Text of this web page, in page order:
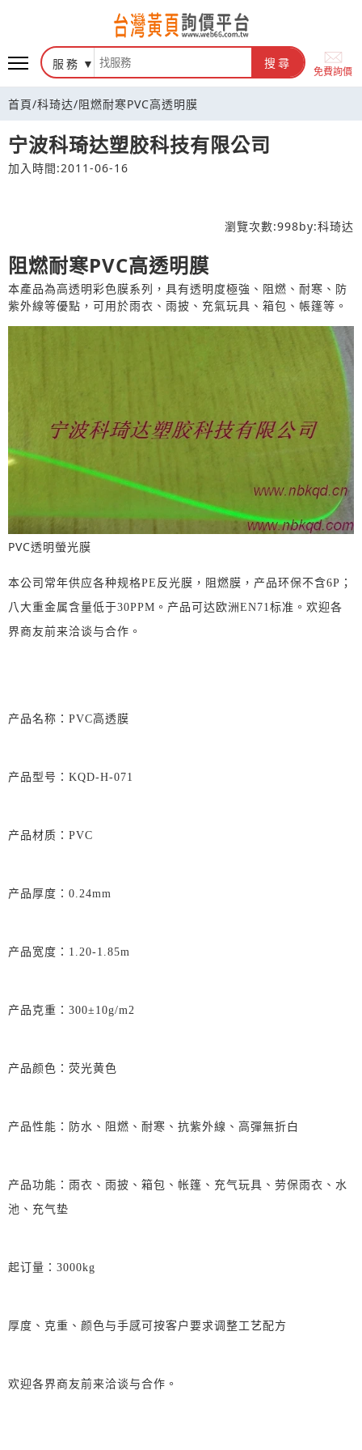
台灣黃頁詢價平台
服務 搜尋
免費詢價
首頁/科琦达/阻燃耐寒PVC高透明膜
宁波科琦达塑胶科技有限公司
加入時間:2011-06-16
瀏覽次數:998by:科琦达
阻燃耐寒PVC高透明膜
本產品為高透明彩色膜系列，具有透明度極強、阻燃、耐寒、防
紫外線等優點，可用於雨衣、雨披、充氣玩具、箱包、帳篷等。
PVC透明螢光膜
本公司常年供应各种规格PE反光膜，阻燃膜，产品环保不含6P；
八大重金属含量低于30PPM。产品可达欧洲EN71标准。欢迎各
界商友前来洽谈与合作。
产品名称：PVC高透膜
产品型号：KQD-H-071
产品材质：PVC
产品厚度：0.24mm
产品宽度：1.20-1.85m
产品克重：300±10g/m2
产品颜色：荧光黄色
产品性能：防水、阻燃、耐寒、抗紫外線、高彈無折白
产品功能：雨衣、雨披、箱包、帐篷、充气玩具、劳保雨衣、水
池、充气垫
起订量：3000kg
厚度、克重、颜色与手感可按客户要求调整工艺配方
欢迎各界商友前来洽谈与合作。